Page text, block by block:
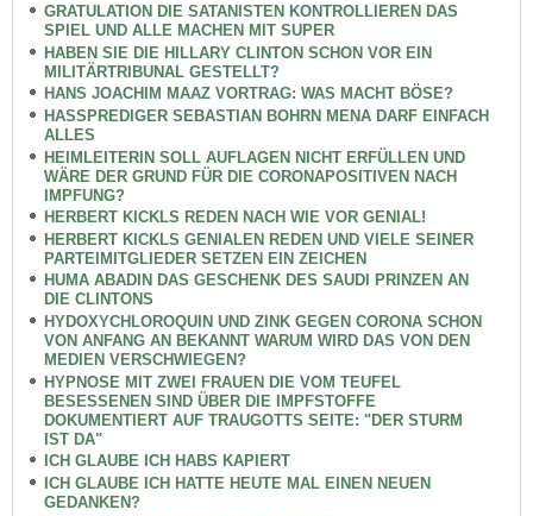
GRATULATION DIE SATANISTEN KONTROLLIEREN DAS
SPIEL UND ALLE MACHEN MIT SUPER
HABEN SIE DIE HILLARY CLINTON SCHON VOR EIN
MILITÄRTRIBUNAL GESTELLT?
HANS JOACHIM MAAZ VORTRAG: WAS MACHT BÖSE?
HASSPREDIGER SEBASTIAN BOHRN MENA DARF EINFACH
ALLES
HEIMLEITERIN SOLL AUFLAGEN NICHT ERFÜLLEN UND
WÄRE DER GRUND FÜR DIE CORONAPOSITIVEN NACH
IMPFUNG?
HERBERT KICKLS REDEN NACH WIE VOR GENIAL!
HERBERT KICKLS GENIALEN REDEN UND VIELE SEINER
PARTEIMITGLIEDER SETZEN EIN ZEICHEN
HUMA ABADIN DAS GESCHENK DES SAUDI PRINZEN AN
DIE CLINTONS
HYDOXYCHLOROQUIN UND ZINK GEGEN CORONA SCHON
VON ANFANG AN BEKANNT WARUM WIRD DAS VON DEN
MEDIEN VERSCHWIEGEN?
HYPNOSE MIT ZWEI FRAUEN DIE VOM TEUFEL
BESESSENEN SIND ÜBER DIE IMPFSTOFFE
DOKUMENTIERT AUF TRAUGOTTS SEITE: "DER STURM
IST DA"
ICH GLAUBE ICH HABS KAPIERT
ICH GLAUBE ICH HATTE HEUTE MAL EINEN NEUEN
GEDANKEN?